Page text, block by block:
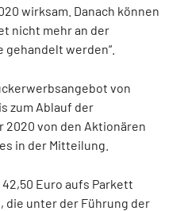
wirksam. Danach können
nicht mehr an der
werden“.
von
zum Ablauf der
2020 von den Aktionären
in der Mitteilung.
Euro aufs Parkett
die unter der Führung der